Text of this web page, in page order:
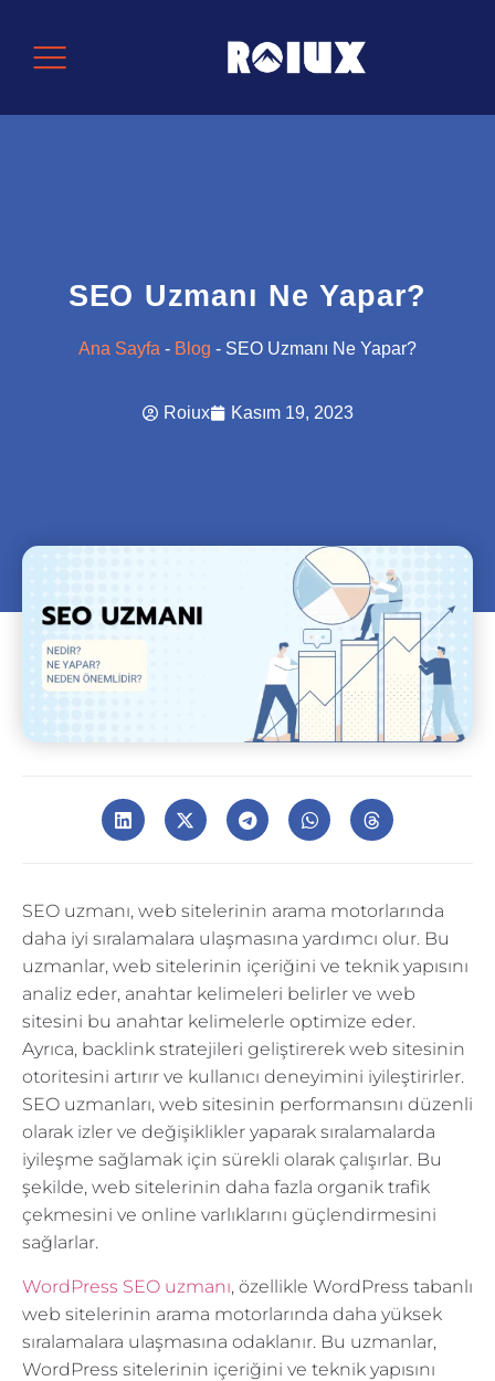
SEO Uzmanı Ne Yapar?
Ana Sayfa - Blog - SEO Uzmanı Ne Yapar?
Roiux Kasım 19, 2023
SEO uzmanı, web sitelerinin arama motorlarında
daha iyi sıralamalara ulaşmasına yardımcı olur. Bu
uzmanlar, web sitelerinin içeriğini ve teknik yapısını
analiz eder, anahtar kelimeleri belirler ve web
sitesini bu anahtar kelimelerle optimize eder.
Ayrıca, backlink stratejileri geliştirerek web sitesinin
otoritesini artırır ve kullanıcı deneyimini iyileştirirler.
SEO uzmanları, web sitesinin performansını düzenli
olarak izler ve değişiklikler yaparak sıralamalarda
iyileşme sağlamak için sürekli olarak çalışırlar. Bu
şekilde, web sitelerinin daha fazla organik trafik
çekmesini ve online varlıklarını güçlendirmesini
sağlarlar.
WordPress SEO uzmanı, özellikle WordPress tabanlı
web sitelerinin arama motorlarında daha yüksek
sıralamalara ulaşmasına odaklanır. Bu uzmanlar,
WordPress sitelerinin içeriğini ve teknik yapısını